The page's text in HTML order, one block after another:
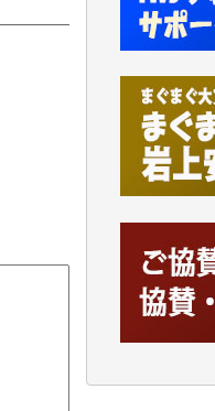
諸般の事
です。市
われるの
お役立て
今日、僅
今日、僅
機を乗り
の妻を抱
パです。
かねてより